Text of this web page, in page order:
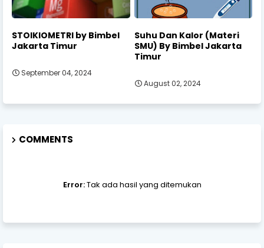
STOIKIOMETRI by Bimbel
Jakarta Timur
September 04, 2024
Suhu Dan Kalor (Materi
SMU) By Bimbel Jakarta
Timur
August 02, 2024
COMMENTS
Error:Tak ada hasil yang ditemukan